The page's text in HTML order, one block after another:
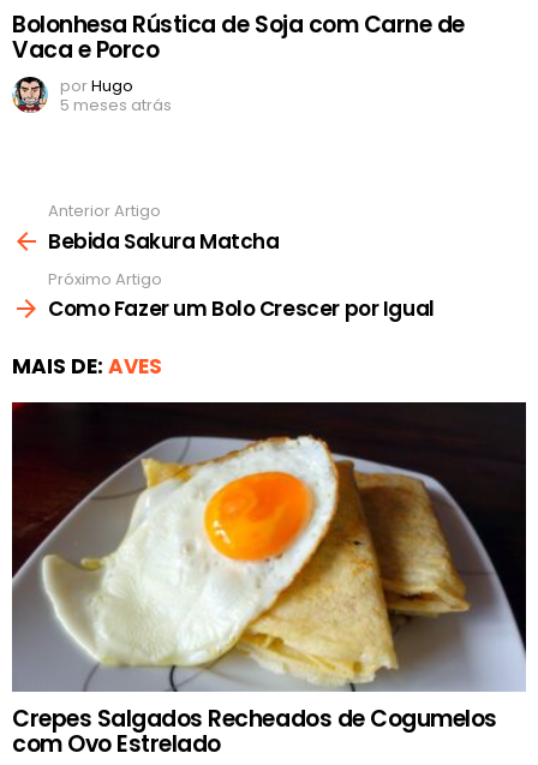
Bolonhesa Rústica de Soja com Carne de
Vaca e Porco
porHugo
5 meses atrás
mais
Anterior Artigo
Bebida Sakura Matcha
Próximo Artigo
Como Fazer um Bolo Crescer por Igual
MAIS DE: AVES
Crepes Salgados Recheados de Cogumelos
com Ovo Estrelado